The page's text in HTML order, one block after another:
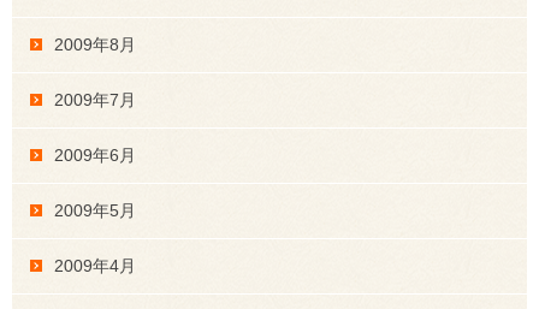
2009年8月
2009年7月
2009年6月
2009年5月
2009年4月